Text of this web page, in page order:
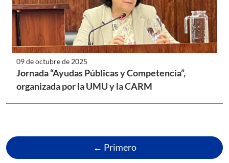
09 de octubre de 2025
Jornada “Ayudas Públicas y Competencia”,
organizada por la UMU y la CARM
← Primero